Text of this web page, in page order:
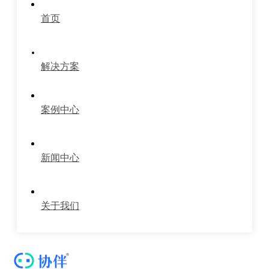
首页
解决方案
案例中心
新闻中心
关于我们